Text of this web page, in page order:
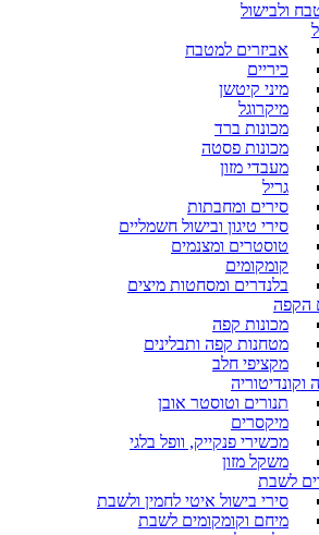
ולבישול
אביזרים למטבח
כיריים
מיני קיטשן
מיקרוגל
מכונות ברד
מכונות פסטה
מעבדי מזון
גריל
סירים ומחבתות
סירי טיגון ובישול חשמליים
טוסטרים ומצנמים
קומקומים
בלנדרים ומסחטות מיצים
הקפה
מכונות קפה
מטחנות קפה ותבלינים
מקציפי חלב
וקונדיטוריה
תנורים וטוסטר אובן
מיקסרים
מכשירי פנקייק, וופל בלגי
משקל מזון
לשבת
סירי בישול איטי לחמין ולשבת
מיחם וקומקומים לשבת